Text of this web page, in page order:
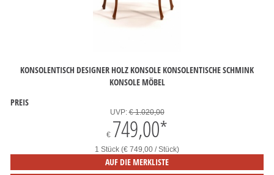
KONSOLENTISCH DESIGNER HOLZ KONSOLE KONSOLENTISCHE SCHMINK
KONSOLE MÖBEL
PREIS
UVP:€ 1.020,00
€ 749,00*
1 Stück (€ 749,00 / Stück)
AUF DIE MERKLISTE